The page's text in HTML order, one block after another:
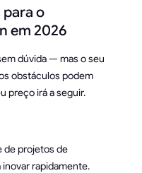
o
em 2026
dúvida — mas o seu
obstáculos podem
preço irá a seguir.
de projetos de
rapidamente.